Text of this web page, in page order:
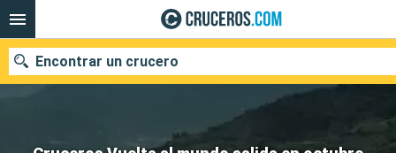
Encontrar un crucero